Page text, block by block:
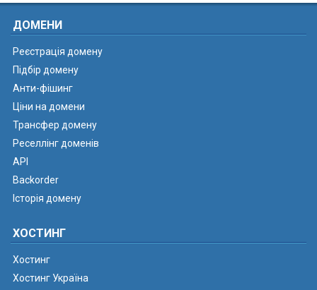
ДОМЕНИ
Реєстрація домену
Підбір домену
Анти-фішинг
Ціни на домени
Трансфер домену
Реселлінг доменів
API
Backorder
Історія домену
ХОСТИНГ
Хостинг
Хостинг Україна